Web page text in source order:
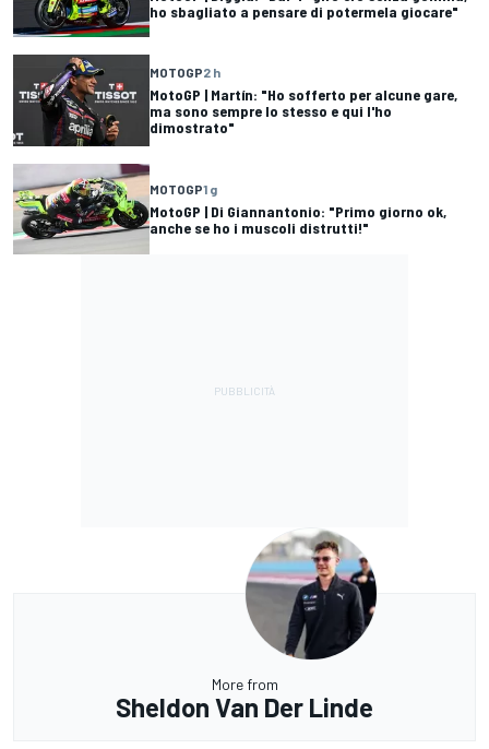
ho sbagliato a pensare di potermela giocare"
MOTOGP2 h
MotoGP | Martín: "Ho sofferto per alcune gare,
ma sono sempre lo stesso e qui l'ho
dimostrato"
MOTOGP1 g
MotoGP | Di Giannantonio: "Primo giorno ok,
anche se ho i muscoli distrutti!"
More from
Sheldon Van Der Linde